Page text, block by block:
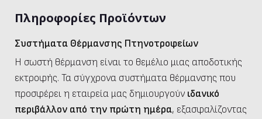
Πληροφορίες Προϊόντων
Συστήματα Θέρμανσης Πτηνοτροφείων
Η σωστή θέρμανση είναι το θεμέλιο μιας αποδοτικής
εκτροφής. Τα σύγχρονα συστήματα θέρμανσης που
προσφέρει η εταιρεία μας δημιουργούν ιδανικό
περιβάλλον από την πρώτη ημέρα, εξασφαλίζοντας